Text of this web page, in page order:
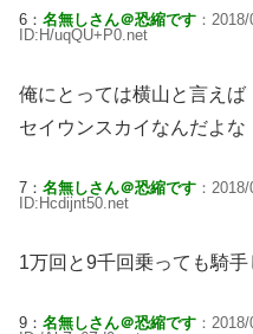
6： 名無しさん＠恐縮です ：
ID:H/uqQU+P0.net
俺にとっては横山と言えば
セイウンスカイなんだよな
7： 名無しさん＠恐縮です ：
ID:Hcdijnt50.net
1万回と9千回乗っても騎手
9： 名無しさん＠恐縮です ：